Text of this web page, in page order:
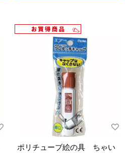
ポリチューブ絵の具 ちゃい